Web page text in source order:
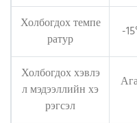
Холбогдох темпе
ратур
-
Холбогдох хэвлэ
л мэдээллийн хэ
рэгсэл